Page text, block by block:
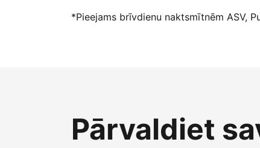
*Pieejams brīvdienu naktsmītnēm ASV,
Pārvaldiet